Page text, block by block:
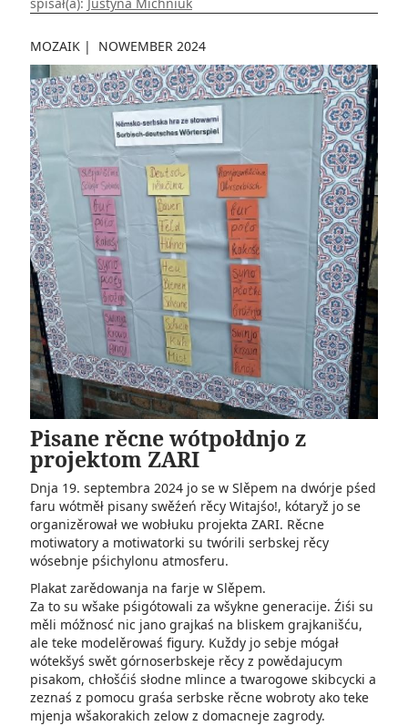
MOZAIK | NOWEMBER 2024
Pisane rěcne wótpołdnjo z
projektom ZARI
Dnja 19. septembra 2024 jo se w Slěpem na dwórje pśed
faru wótměł pisany swěźeń rěcy Witajśo!, kótaryž jo se
organizěrował we wobłuku projekta ZARI. Rěcne
motiwatory a motiwatorki su twórili serbskej rěcy
wósebnje pśichylonu atmosferu.
Plakat zarědowanja na farje w Slěpem.
Za to su wšake pśigótowali za wšykne generacije. Źiśi su
měli móžnosć nic jano grajkaś na bliskem grajkanišću,
ale teke modelěrowaś figury. Kuždy jo sebje mógał
wótekšyś swět górnoserbskeje rěcy z powědajucym
pisakom, chłošćiś słodne mlince a twarogowe skibcycki a
zeznaś z pomocu graśa serbske rěcne wobroty ako teke
mjenja wšakorakich zelow z domacneje zagrody.